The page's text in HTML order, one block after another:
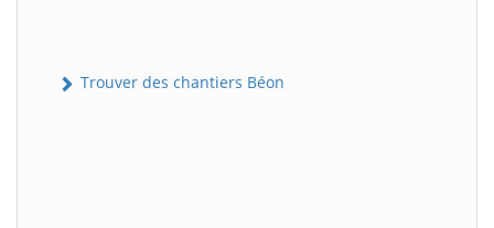
Trouver des chantiers Béon